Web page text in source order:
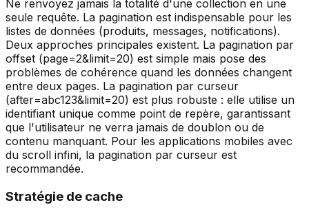
Ne renvoyez jamais la totalité d'une collection en une
seule requête. La pagination est indispensable pour les
listes de données (produits, messages, notifications).
Deux approches principales existent. La pagination par
offset (page=2&limit=20) est simple mais pose des
problèmes de cohérence quand les données changent
entre deux pages. La pagination par curseur
(after=abc123&limit=20) est plus robuste : elle utilise un
identifiant unique comme point de repère, garantissant
que l'utilisateur ne verra jamais de doublon ou de
contenu manquant. Pour les applications mobiles avec
du scroll infini, la pagination par curseur est
recommandée.
Stratégie de cache